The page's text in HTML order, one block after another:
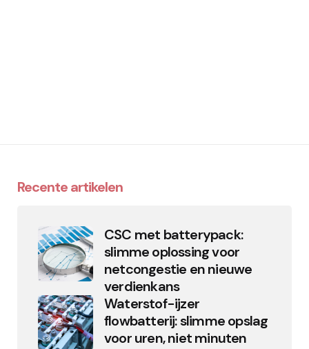
Recente artikelen
CSC met batterypack:
slimme oplossing voor
netcongestie en nieuwe
verdienkans
Waterstof-ijzer
flowbatterij: slimme opslag
voor uren, niet minuten